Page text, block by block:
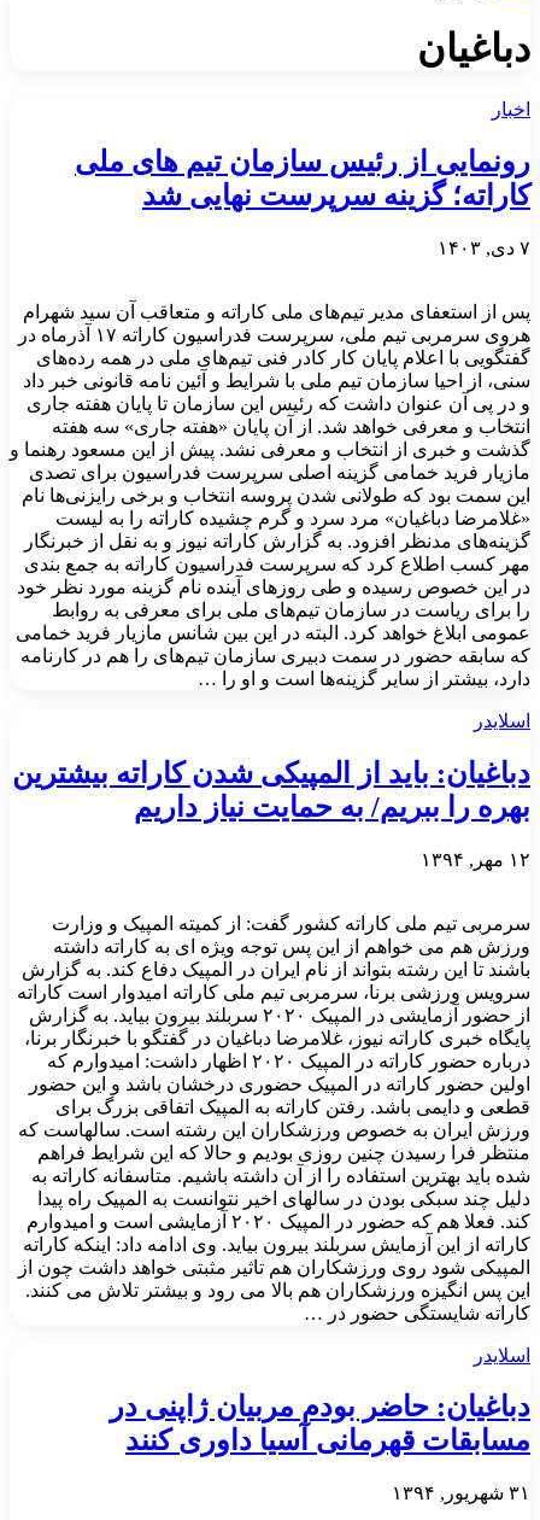
دباغیان
اخبار
رونمایی از رئیس سازمان تیم های ملی
کاراته؛ گزینه سرپرست نهایی شد
۷ دی, ۱۴۰۳
پس از استعفای مدیر تیم‌های ملی کاراته و متعاقب آن سید شهرام
هروی سرمربی تیم ملی، سرپرست فدراسیون کاراته ۱۷ آذرماه در
گفتگویی با اعلام پایان کار کادر فنی تیم‌های ملی در همه رده‌های
سنی، از احیا سازمان تیم ملی با شرایط و آئین نامه قانونی خبر داد
و در پی آن عنوان داشت که رئیس این سازمان تا پایان هفته جاری
انتخاب و معرفی خواهد شد. از آن پایان «هفته جاری» سه هفته
گذشت و خبری از انتخاب و معرفی نشد. پیش از این مسعود رهنما و
مازیار فرید خمامی گزینه اصلی سرپرست فدراسیون برای تصدی
این سمت بود که طولانی شدن پروسه انتخاب و برخی رایزنی‌ها نام
«غلامرضا دباغیان» مرد سرد و گرم چشیده کاراته را به لیست
گزینه‌های مدنظر افزود. به گزارش کاراته نیوز و به نقل از خبرنگار
مهر کسب اطلاع کرد که سرپرست فدراسیون کاراته به جمع بندی
در این خصوص رسیده و طی روزهای آینده نام گزینه مورد نظر خود
را برای ریاست در سازمان تیم‌های ملی برای معرفی به روابط
عمومی ابلاغ خواهد کرد. البته در این بین شانس مازیار فرید خمامی
که سابقه حضور در سمت دبیری سازمان تیم‌های را هم در کارنامه
دارد، بیشتر از سایر گزینه‌ها است و او را …
اسلایدر
دباغیان: باید از المپیکی شدن کاراته بیشترین
بهره را ببریم/ به حمایت نیاز داریم
۱۲ مهر, ۱۳۹۴
سرمربی تیم ملی کاراته کشور گفت: از کمیته المپیک و وزارت
ورزش هم می خواهم از این پس توجه ویژه ای به کاراته داشته
باشند تا این رشته بتواند از نام ایران در المپیک دفاع کند. به گزارش
سرویس ورزشی برنا، سرمربی تیم ملی کاراته امیدوار است کاراته
از حضور آزمایشی در المپیک ۲۰۲۰ سربلند بیرون بیاید. به گزارش
پایگاه خبری کاراته نیوز، غلامرضا دباغیان در گفتگو با خبرنگار برنا،
درباره حضور کاراته در المپیک ۲۰۲۰ اظهار داشت: امیدوارم که
اولین حضور کاراته در المپیک حضوری درخشان باشد و این حضور
قطعی و دایمی باشد. رفتن کاراته به المپیک اتفاقی بزرگ برای
ورزش ایران به خصوص ورزشکاران این رشته است. سالهاست که
منتظر فرا رسیدن چنین روزی بودیم و حالا که این شرایط فراهم
شده باید بهترین استفاده را از آن داشته باشیم. متاسفانه کاراته به
دلیل چند سبکی بودن در سالهای اخیر نتوانست به المپیک راه پیدا
کند. فعلا هم که حضور در المپیک ۲۰۲۰ آزمایشی است و امیدوارم
کاراته از این آزمایش سربلند بیرون بیاید. وی ادامه داد: اینکه کاراته
المپیکی شود روی ورزشکاران هم تاثیر مثبتی خواهد داشت چون از
این پس انگیزه ورزشکاران هم بالا می رود و بیشتر تلاش می کنند.
کاراته شایستگی حضور در …
اسلایدر
دباغیان: حاضر بودم مربیان ژاپنی در
مسابقات قهرمانی آسیا داوری کنند
۳۱ شهریور, ۱۳۹۴